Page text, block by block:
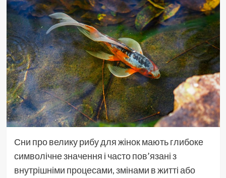
Сни про велику рибу для жінок мають глибоке
символічне значення і часто пов’язані з
внутрішніми процесами, змінами в житті або